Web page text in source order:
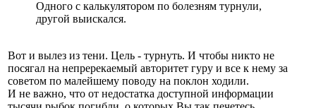
Одного с калькулятором по болезням турнули,
другой выискался.
Вот и вылез из тени. Цель - турнуть. И чтобы никто не
посягал на непререкаемый авторитет гуру и все к нему за
советом по малейшему поводу на поклон ходили.
И не важно, что от недостатка доступной информации